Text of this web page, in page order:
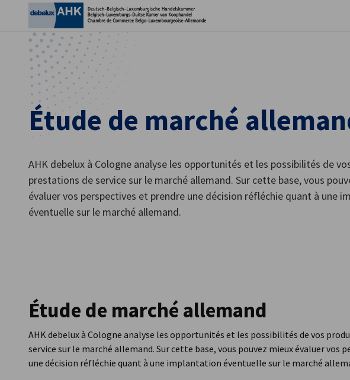
French
Étude de marché
AHK debelux à Cologne analyse les opportunités et les possibilités de
prestations de service sur le marché allemand. Sur cette base, vous
évaluer vos perspectives et prendre une décision réfléchie quant à une
éventuelle sur le marché allemand.
Étude de marché allemand
AHK debelux à Cologne analyse les opportunités et les possibilités de vos
service sur le marché allemand. Sur cette base, vous pouvez mieux évaluer vos
une décision réfléchie quant à une implantation éventuelle sur le marché